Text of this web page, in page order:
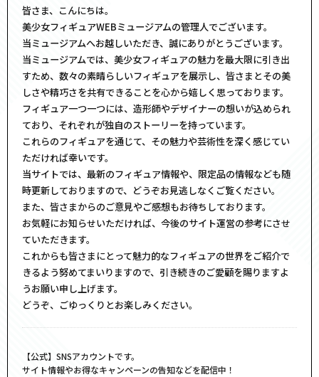
皆さま、こんにちは。
美少女フィギュアWEBミュージアムの管理人でございます。
当ミュージアムへお越しいただき、誠にありがとうございます。
当ミュージアムでは、美少女フィギュアの魅力を最大限に引き出
すため、数々の素晴らしいフィギュアを展示し、皆さまとその美
しさや精巧さを共有できることを心から嬉しく思っております。
フィギュア一つ一つには、造形師やデザイナーの想いが込められ
ており、それぞれが独自のストーリーを持っています。
これらのフィギュアを通じて、その魅力や芸術性を深く感じてい
ただければ幸いです。
当サイトでは、最新のフィギュア情報や、限定品の情報なども随
時更新しておりますので、どうぞお見逃しなくご覧ください。
また、皆さまからのご意見やご感想もお待ちしております。
お気軽にお知らせいただければ、今後のサイト運営の参考にさせ
ていただきます。
これからも皆さまにとって魅力的なフィギュアの世界をご紹介で
きるよう努めてまいりますので、引き続きのご愛顧を賜りますよ
うお願い申し上げます。
どうぞ、ごゆっくりとお楽しみください。
【公式】SNSアカウントです。
サイト情報やお得なキャンペーンの告知などを配信中！